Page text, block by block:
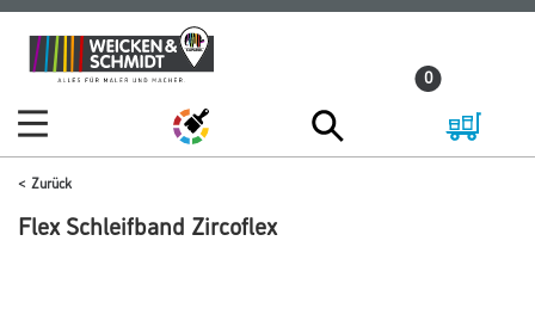
Zum
Inhalt
Zum
Navigationsmenü
0
Zurück
Flex Schleifband Zircoflex